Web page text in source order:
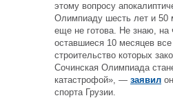
этому вопросу
Олимпиаду шесть лет и 50
еще не готова. Не знаю, на
оставшиеся 10 месяцев
строительство которых
Сочинская Олимпиада
катастрофой», — заявил
спорта Грузии.